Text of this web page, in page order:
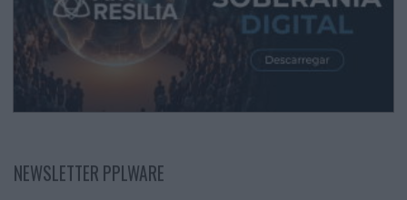
NEWSLETTER PPLWARE